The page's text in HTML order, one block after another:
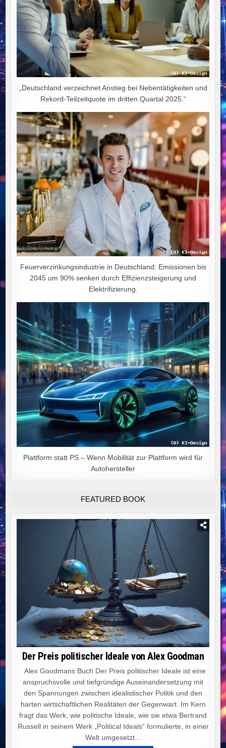
„Deutschland verzeichnet Anstieg bei Nebentätigkeiten und
Rekord-Teilzeitquote im dritten Quartal 2025.“
Feuerverzinkungsindustrie in Deutschland: Emissionen bis
2045 um 90% senken durch Effizienzsteigerung und
Elektrifizierung.
Plattform statt PS – Wenn Mobilität zur Plattform wird für
Autohersteller
FEATURED BOOK
Der Preis politischer Ideale von Alex Goodman
Alex Goodmans Buch Der Preis politischer Ideale ist eine
anspruchsvolle und tiefgründige Auseinandersetzung mit
den Spannungen zwischen idealistischer Politik und den
harten wirtschaftlichen Realitäten der Gegenwart. Im Kern
fragt das Werk, wie politische Ideale, wie sie etwa Bertrand
Russell in seinem Werk „Political Ideals“ formulierte, in einer
Welt umgesetzt...